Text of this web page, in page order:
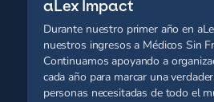
aLex Impact
Durante nuestro primer año en
nuestros ingresos a Médicos Sin
Continuamos apoyando a
cada año para marcar una
personas necesitadas de todo el